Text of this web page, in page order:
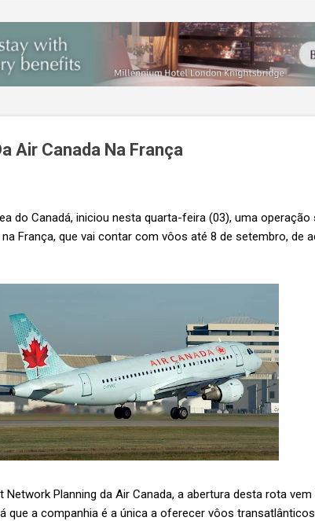
Air Canada Na França
do Canadá, iniciou nesta quarta-feira (03), uma operação
França, que vai contar com vôos até 8 de setembro, de
Network Planning da Air Canada, a abertura desta rota
que a companhia é a única a oferecer vôos